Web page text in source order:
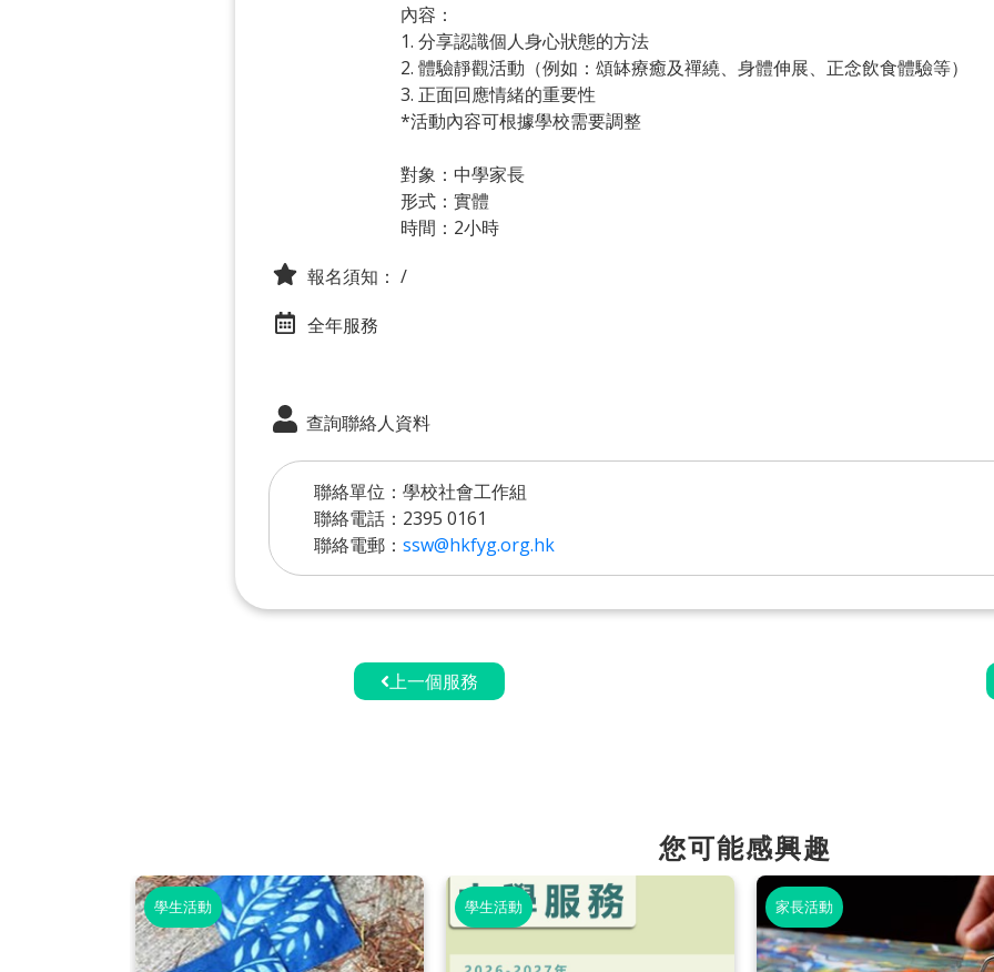
內容：
1. 分享認識個人身心狀態的方法
2. 體驗靜觀活動（例如：頌缽療癒及禪繞、身體伸展、正念飲食體驗等）
3. 正面回應情緒的重要性
*活動內容可根據學校需要調整
對象：中學家長
形式：實體
時間：2小時
報名須知： /
全年服務
查詢聯絡人資料
聯絡單位：學校社會工作組
聯絡電話：2395 0161
聯絡電郵： ssw@hkfyg.org.hk
上一個服務
您可能感興趣
學生活動 學生活動 家長活動